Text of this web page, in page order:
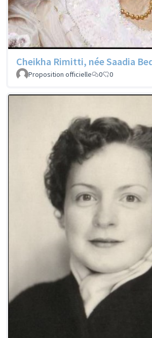
Cheikha Rimitti, née Saadia
Proposition officielle
0 0